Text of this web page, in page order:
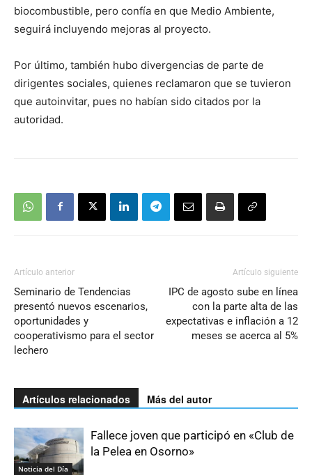
biocombustible, pero confía en que Medio Ambiente,
seguirá incluyendo mejoras al proyecto.
Por último, también hubo divergencias de parte de
dirigentes sociales, quienes reclamaron que se tuvieron
que autoinvitar, pues no habían sido citados por la
autoridad.
Artículo anterior
Seminario de Tendencias
presentó nuevos escenarios,
oportunidades y
cooperativismo para el sector
lechero
Artículo siguiente
IPC de agosto sube en línea
con la parte alta de las
expectativas e inflación a 12
meses se acerca al 5%
Artículos relacionados Más del autor
Noticia del Día
Fallece joven que participó en «Club de
la Pelea en Osorno»